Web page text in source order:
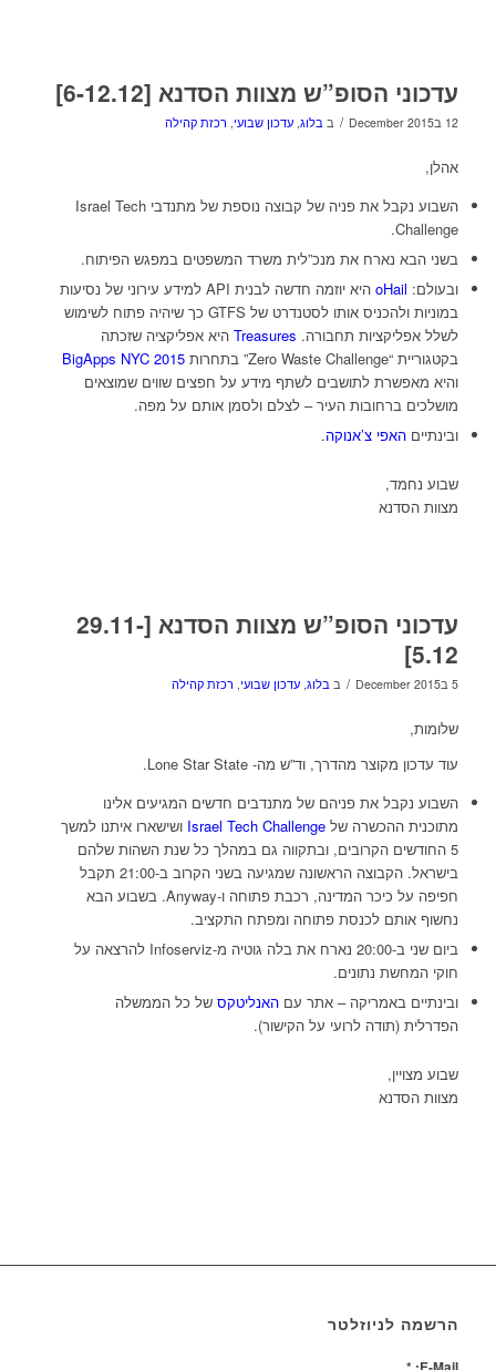
עדכוני הסופ”ש מצוות הסדנא [6-12.12]
12 בDecember 2015 / ב בלוג, עדכון שבועי, רכזת קהילה
אהלן,
השבוע נקבל את פניה של קבוצה נוספת של מתנדבי Israel Tech
Challenge.
בשני הבא נארח את מנכ”לית משרד המשפטים במפגש הפיתוח.
ובעולם: oHail
היא יוזמה חדשה לבנית API למידע עירוני של נסיעות
במוניות ולהכניס אותו לסטנדרט של GTFS כך שיהיה פתוח לשימוש
לשלל אפליקציות תחבורה. Treasuresהיא אפליקציה שזכתה
בקטגוריית “Zero Waste Challenge” בתחרות
BigApps NYC 2015
והיא מאפשרת לתושבים לשתף מידע על חפצים שווים שמוצאים
מושלכים ברחובות העיר – לצלם ולסמן אותם על מפה.
ובינתיים האפי צ’אנוקה.
שבוע נחמד,
מצוות הסדנא
עדכוני הסופ”ש מצוות הסדנא [29.11-
5.12]
5 בDecember 2015 / ב בלוג, עדכון שבועי, רכזת קהילה
שלומות,
עוד עדכון מקוצר מהדרך, וד”ש מה- Lone Star State.
השבוע נקבל את פניהם של מתנדבים חדשים המגיעים אלינו
מתוכנית ההכשרה של Israel Tech Challenge ושישארו איתנו למשך
5 החודשים הקרובים, ובתקווה גם במהלך כל שנת השהות שלהם
בישראל. הקבוצה הראשונה שמגיעה בשני הקרוב ב-21:00 תקבל
חפיפה על כיכר המדינה, רכבת פתוחה ו-Anyway. בשבוע הבא
נחשוף אותם לכנסת פתוחה ומפתח התקציב.
ביום שני ב-20:00 נארח את בלה גוטיה מ-Infoserviz להרצאה על
חוקי המחשת נתונים.
ובינתיים באמריקה – אתר עם האנליטקסשל כל הממשלה
הפדרלית (תודה לרועי על הקישור).
שבוע מצויין,
מצוות הסדנא
הרשמה לניוזלטר